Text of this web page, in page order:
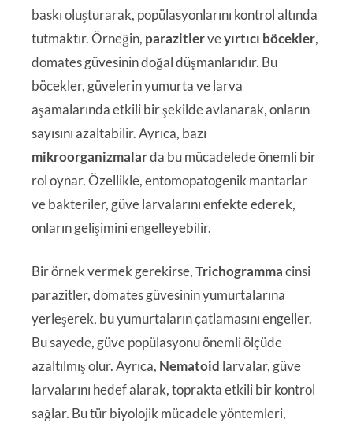
baskı oluşturarak, popülasyonlarını kontrol altında
tutmaktır. Örneğin, parazitlerveyırtıcı böcekler,
domates güvesinin doğal düşmanlarıdır. Bu
böcekler, güvelerin yumurta ve larva
aşamalarında etkili bir şekilde avlanarak, onların
sayısını azaltabilir. Ayrıca, bazı
mikroorganizmalarda bu mücadelede önemli bir
rol oynar. Özellikle, entomopatogenik mantarlar
ve bakteriler, güve larvalarını enfekte ederek,
onların gelişimini engelleyebilir.
Bir örnek vermek gerekirse,Trichogrammacinsi
parazitler, domates güvesinin yumurtalarına
yerleşerek, bu yumurtaların çatlamasını engeller.
Bu sayede, güve popülasyonu önemli ölçüde
azaltılmış olur. Ayrıca, Nematoid larvalar, güve
larvalarını hedef alarak, toprakta etkili bir kontrol
sağlar. Bu tür biyolojik mücadele yöntemleri,